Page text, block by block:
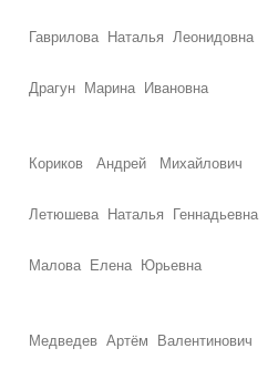
Гаврилова Наталья Леонидовна
Драгун Марина Ивановна
Кориков Андрей Михайлович
Летюшева Наталья Геннадьевна
Малова Елена Юрьевна
Медведев Артём Валентинович